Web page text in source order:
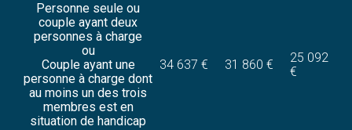
Personne seule ou
couple ayant deux
personnes à charge
ou
Couple ayant une
personne à charge dont
au moins un des trois
membres est en
situation de handicap
34 637 € 31 860 €
25 092
€